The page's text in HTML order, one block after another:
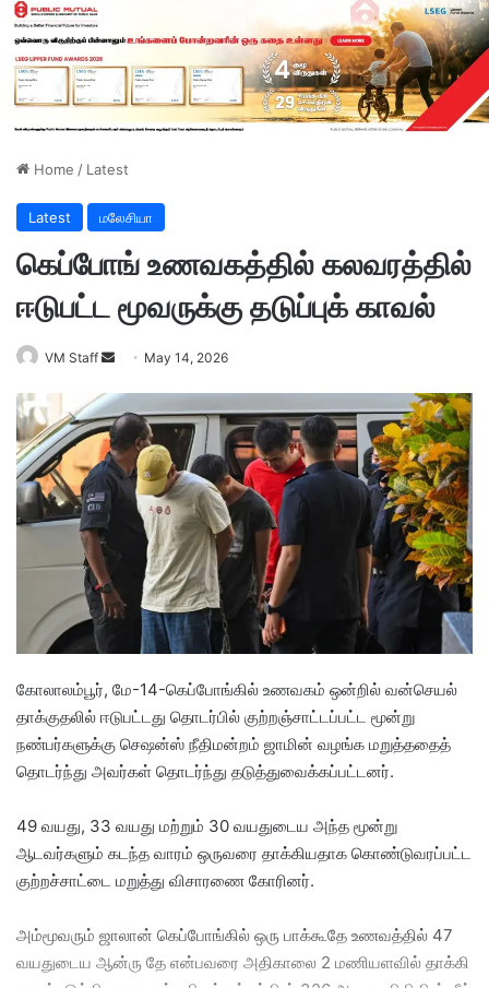
Home / Latest
Latest மலேசியா
கெப்போங் உணவகத்தில் கலவரத்தில்
ஈடுபட்ட மூவருக்கு தடுப்புக் காவல்
VM Staff
d
a
n
i
l
May 14, 2026
கோலாலம்பூர், மே-14-கெப்போங்கில் உணவகம் ஒன்றில் வன்செயல்
தாக்குதலில் ஈடுபட்டது தொடர்பில் குற்றஞ்சாட்டப்பட்ட மூன்று
நண்பர்களுக்கு செஷன்ஸ் நீதிமன்றம் ஜாமின் வழங்க மறுத்ததைத்
தொடர்ந்து அவர்கள் தொடர்ந்து தடுத்துவைக்கப்பட்டனர்.
49 வயது, 33 வயது மற்றும் 30 வயதுடைய அந்த மூன்று
ஆடவர்களும் கடந்த வாரம் ஒருவரை தாக்கியதாக கொண்டுவரப்பட்ட
குற்றச்சாட்டை மறுத்து விசாரணை கோரினர்.
அம்மூவரும் ஜாலான் கெப்போங்கில் ஒரு பாக்கூதே உணவத்தில் 47
வயதுடைய ஆன்ரு தே என்பவரை அதிகாலை 2 மணியளவில் தாக்கி